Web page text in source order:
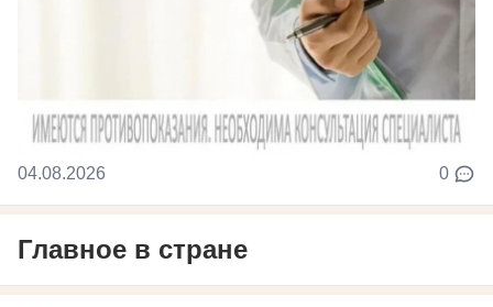
04.08.2026 0
Главное в стране